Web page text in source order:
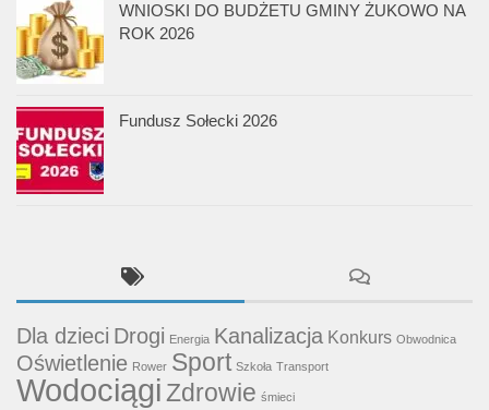
WNIOSKI DO BUDŻETU GMINY ŻUKOWO NA
ROK 2026
Fundusz Sołecki 2026
Dla dzieci Drogi Energia Kanalizacja Konkurs Obwodnica
Oświetlenie Rower Sport Szkoła Transport
WodociągiZdrowie śmieci